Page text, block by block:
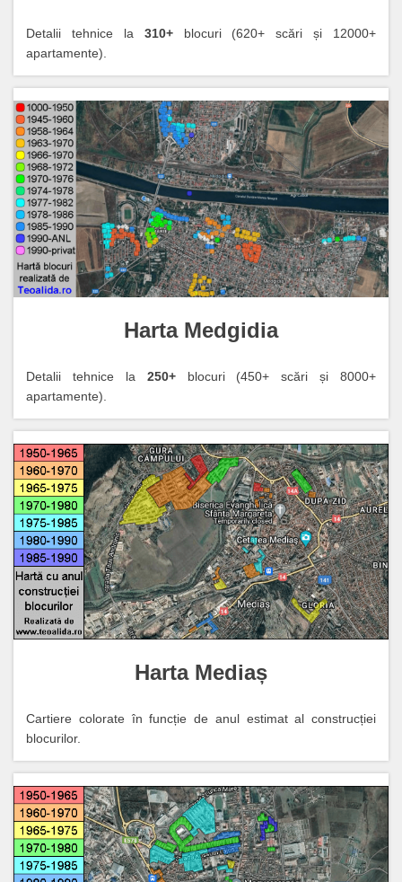
Detalii tehnice la 310+blocuri (620+ scări și 12000+
apartamente).
Harta Medgidia
Detalii tehnice la 250+blocuri (450+ scări și 8000+
apartamente).
Harta Mediaș
Cartiere colorate în funcție de anul estimat al construcției
blocurilor.